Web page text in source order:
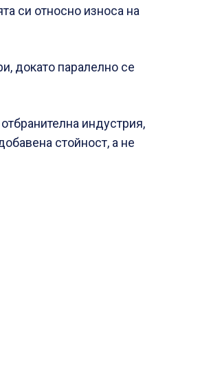
си относно износа на
докато паралелно се
индустрия,
стойност, а не